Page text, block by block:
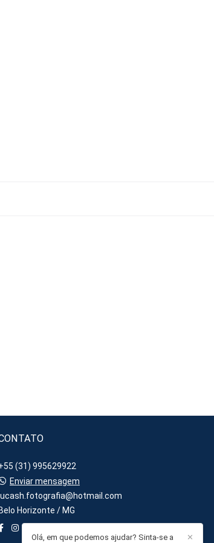
(31) 995629922
Enviar mensagem
lucash.fotografia@hotmail.com
Belo Horizonte / MG
✕
Olá, em que podemos ajudar? Sinta-se a